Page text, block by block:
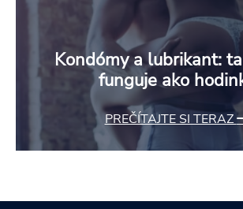
Kondómy a lubrikant:
funguje ako
PREČÍTAJTE SI TERAZ